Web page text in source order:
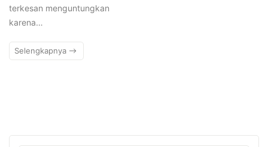
terkesan menguntungkan
karena…
Selengkapnya